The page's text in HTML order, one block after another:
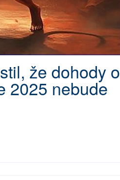
že dohody o
2025 nebude